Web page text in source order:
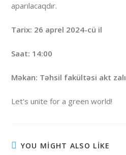
aparılacaqdır.
Tarix: 26 aprel 2024-cü il
Saat: 14:00
Məkan: Təhsil fakültəsi akt zalı
Let's unite for a green world!
YOU MİGHT ALSO LİKE